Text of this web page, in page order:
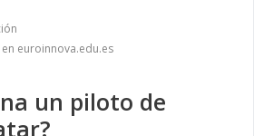
euroinnova.edu.es
un piloto de